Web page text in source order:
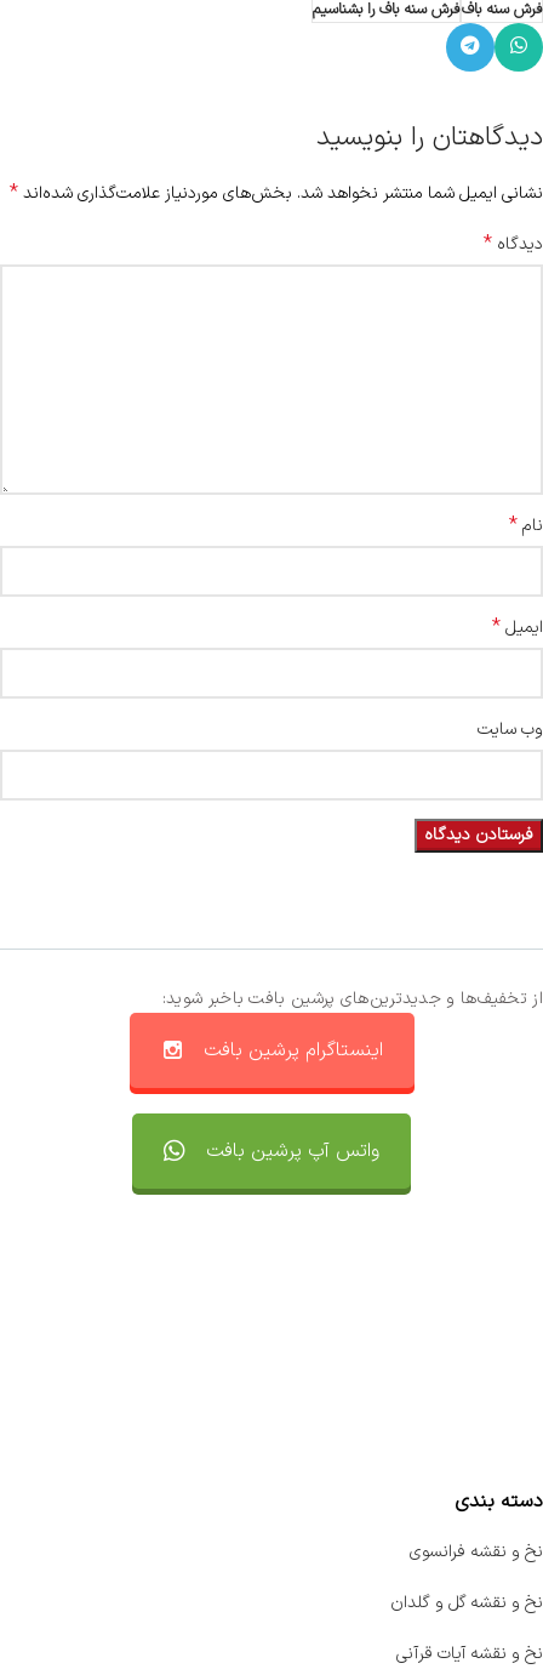
فرش سنه باففرش سنه باف را بشناسیم
دیدگاهتان را بنویسید
نشانی ایمیل شما منتشر نخواهد شد. بخش‌های موردنیاز علامت‌گذاری شده‌اند*
دیدگاه *
نام*
ایمیل*
وب‌ سایت
از تخفیف‌ها و جدیدترین‌های پرشین بافت باخبر شوید:
اینستاگرام پرشین بافت
واتس آپ پرشین بافت
دسته بندی
نخ و نقشه فرانسوی
نخ و نقشه گل و گلدان
نخ و نقشه آیات قرآنی